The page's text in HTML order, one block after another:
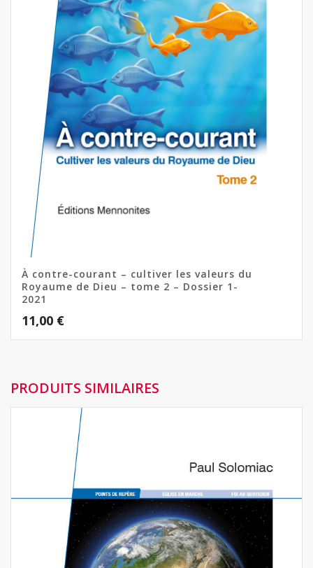
À contre-courant – cultiver les valeurs du
Royaume de Dieu – tome 2 – Dossier 1-
2021
11,00 €
PRODUITS SIMILAIRES